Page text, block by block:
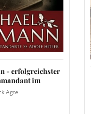
- erfolgreichster
im
Agte